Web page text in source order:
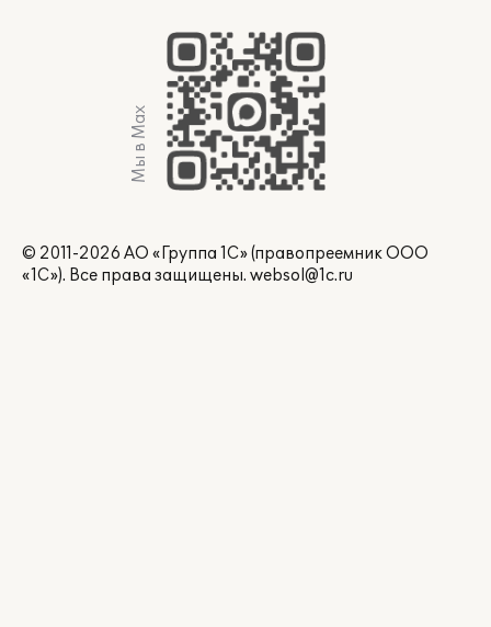
Мы в Max
© 2011-2026 АО «Группа 1С» (правопреемник ООО
«1С»). Все права защищены. websol@1c.ru